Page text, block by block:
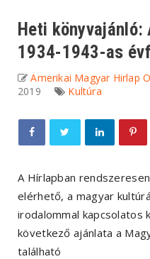
Heti
1934-1943-as
Amerikai Magyar Hirlap
2019
Kultúra
A Hírlapban
elérhető, a magyar
irodalommal kapcsolatos
következő ajánlata a
található